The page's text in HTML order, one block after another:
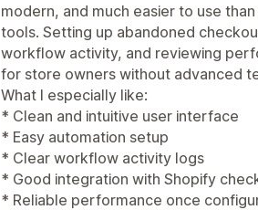
modern, and much easier to use
tools. Setting up abandoned
workflow activity, and reviewing
for store owners without advanced
What I especially like:
* Clean and intuitive user interface
* Easy automation setup
* Clear workflow activity logs
* Good integration with Shopify
* Reliable performance once